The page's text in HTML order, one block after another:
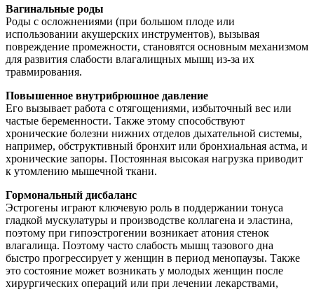
Вагинальные роды
Роды с осложнениями (при большом плоде или
использовании акушерских инструментов), вызывая
повреждение промежности, становятся основным механизмом
для развития слабости влагалищных мышц из-за их
травмирования.
Повышенное внутрибрюшное давление
Его вызывает работа с отягощениями, избыточный вес или
частые беременности. Также этому способствуют
хронические болезни нижних отделов дыхательной системы,
например, обструктивный бронхит или бронхиальная астма, и
хронические запоры. Постоянная высокая нагрузка приводит
к утомлению мышечной ткани.
Гормональный дисбаланс
Эстрогены играют ключевую роль в поддержании тонуса
гладкой мускулатуры и производстве коллагена и эластина,
поэтому при гипоэстрогении возникает атония стенок
влагалища. Поэтому часто слабость мышц тазового дна
быстро прогрессирует у женщин в период менопаузы. Также
это состояние может возникать у молодых женщин после
хирургических операций или при лечении лекарствами,